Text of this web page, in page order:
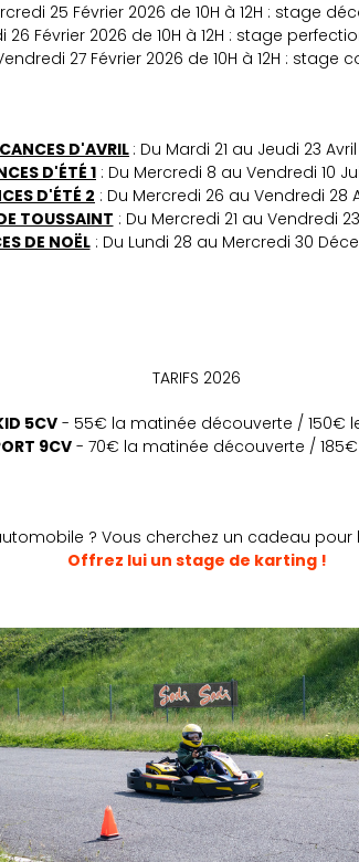
25 Février 2026 de 10H à 12H : stage
26 Février 2026 de 10H à 12H : stage
27 Février 2026 de 10H à 12H : stage
D'AVRIL : Du Mardi 21 au Jeudi 23 Avril
D'ÉTÉ 1 : Du Mercredi 8 au Vendredi 10
D'ÉTÉ 2 : Du Mercredi 26 au Vendredi 28
TOUSSAINT : Du Mercredi 21 au Vendredi
DE NOËL: Du Lundi 28 au Mercredi 30
TARIFS 2026
5CV- 55€ la matinée découverte / 150€
9CV- 70€ la matinée découverte /
? Vous cherchez un cadeau pour
Offrez lui un stage de karting !